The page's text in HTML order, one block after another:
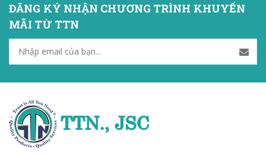
ĐĂNG KÝ NHẬN CHƯƠNG TRÌNH KHUYẾN
MÃI TỪ TTN